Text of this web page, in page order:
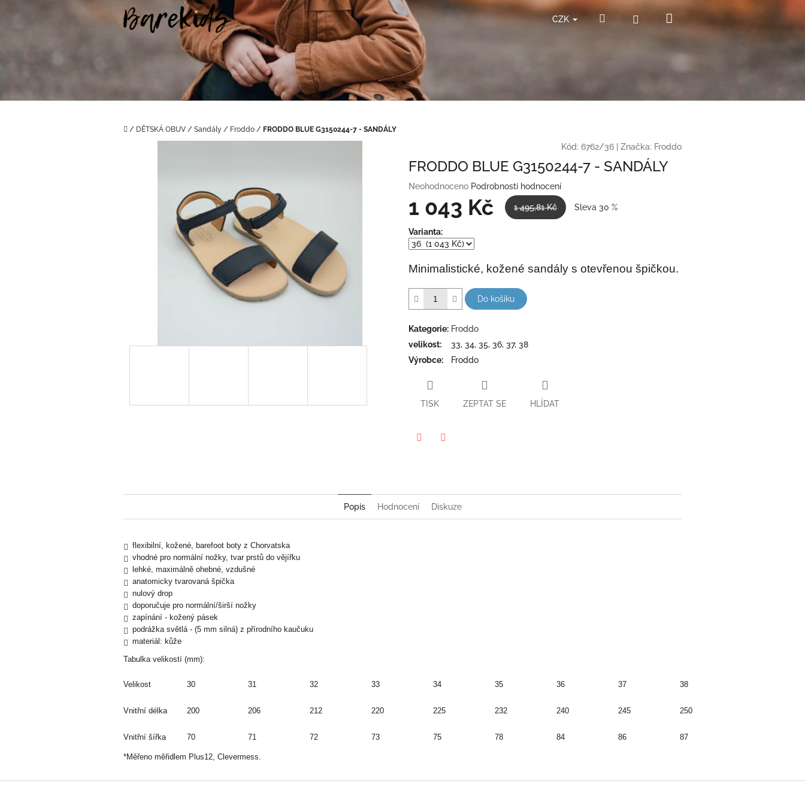
CZK HledatPřihlášeníNákupní
Domů
/ DĚTSKÁ OBUV / Sandály / Froddo / FRODDO BLUE G3150244-7 - SANDÁLY
Kód: 6762/36 Značka: Froddo
FRODDO BLUE G3150244-7 - SANDÁLY
Průměrné
produktu
0,0
z
hvězdiček.
Neohodnoceno Podrobnosti hodnocení
1 043 Kč 1 495,81 Kč Sleva 30 %
Měrná
cena:
Varianta:
Minimalistické, kožené sandály s otevřenou špičkou.
Do košíku
Kategorie: Froddo
velikost:
33, 34, 35, 36, 37, 38
Výrobce: Froddo
TISK ZEPTAT SE HLÍDAT
Popis Hodnocení Diskuze
flexibilní, kožené, barefoot boty z Chorvatska
vhodné pro normální nožky, tvar prstů do vějířku
lehké, maximálně ohebné, vzdušné
anatomicky tvarovaná špička
nulový drop
doporučuje pro normální/širší nožky
zapínání - kožený pásek
podrážka světlá - (5 mm silná) z přírodního kaučuku
materiál: kůže
Tabulka velikostí (mm):
Velikost 30 31 32 33 34 35 36 37 38
Vnitřní délka 200 206 212 220 225 232 240 245 250
Vnitřní šířka 70 71 72 73 75 78 84 86 87
*Měřeno měřidlem Plus12, Clevermess.